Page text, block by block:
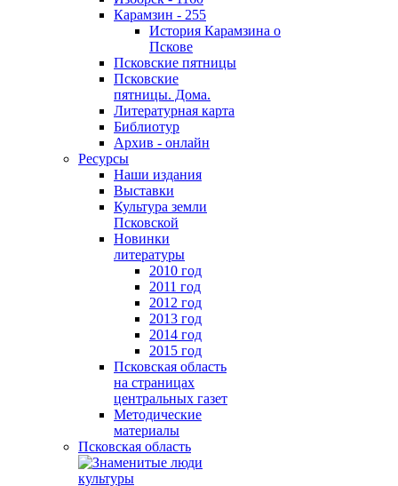
Карамзин - 255
История Карамзина о
Пскове
Псковские пятницы
Псковские
пятницы. Дома.
Литературная карта
Библиотур
Архив - онлайн
Ресурсы
Наши издания
Выставки
Культура земли
Псковской
Новинки
литературы
2010 год
2011 год
2012 год
2013 год
2014 год
2015 год
Псковская область
на страницах
центральных газет
Методические
материалы
Псковская область